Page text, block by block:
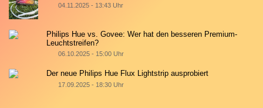
04.11.2025 - 13:43 Uhr
Philips Hue vs. Govee: Wer hat den besseren Premium-
Leuchtstreifen?
06.10.2025 - 15:00 Uhr
Der neue Philips Hue Flux Lightstrip ausprobiert
17.09.2025 - 18:30 Uhr